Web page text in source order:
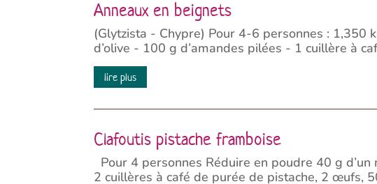
Anneaux en beignets
(Glytzista - Chypre) Pour 4-6 personnes : 1,350
d’olive - 100 g d’amandes pilées - 1 cuillère à
lire plus
Clafoutis pistache framboise
Pour 4 personnes Réduire en poudre 40 g
2 cuillères à café de purée de pistache, 2 œufs,